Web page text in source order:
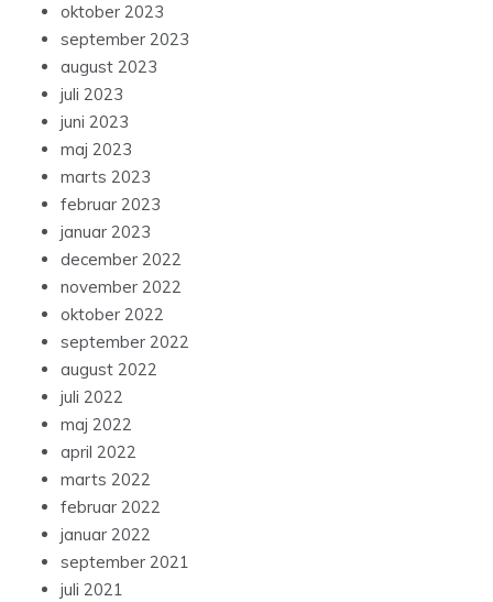
oktober 2023
september 2023
august 2023
juli 2023
juni 2023
maj 2023
marts 2023
februar 2023
januar 2023
december 2022
november 2022
oktober 2022
september 2022
august 2022
juli 2022
maj 2022
april 2022
marts 2022
februar 2022
januar 2022
september 2021
juli 2021